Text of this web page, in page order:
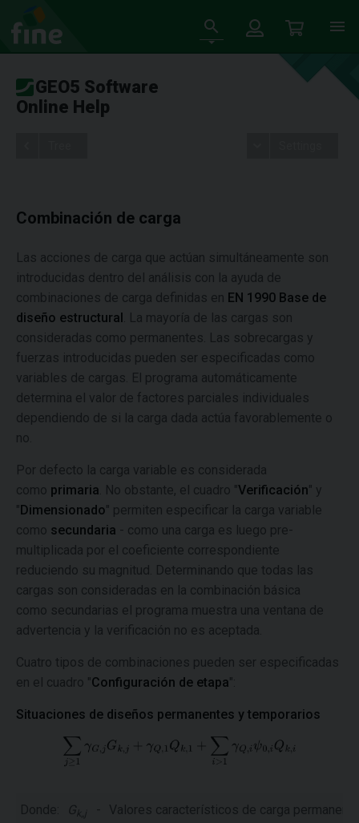
GEO5 Software
Online Help
Combinación de carga
Las acciones de carga que actúan simultáneamente son
introducidas dentro del análisis con la ayuda de
combinaciones de carga definidas en EN 1990 Base de
diseño estructural . La mayoría de las cargas son
consideradas como permanentes. Las sobrecargas y
fuerzas introducidas pueden ser especificadas como
variables de cargas. El programa automáticamente
determina el valor de factores parciales individuales
dependiendo de si la carga dada actúa favorablemente o
no.
Por defecto la carga variable es considerada
como primaria . No obstante, el cuadro "Verificación" y
"Dimensionado" permiten especificar la carga variable
como secundaria - como una carga es luego pre-
multiplicada por el coeficiente correspondiente
reduciendo su magnitud. Determinando que todas las
cargas son consideradas en la combinación básica
como secundarias el programa muestra una ventana de
advertencia y la verificación no es aceptada.
Cuatro tipos de combinaciones pueden ser especificadas
en el cuadro "Configuración de etapa":
Situaciones de diseños permanentes y temporarios
Donde: Gk,,j - Valores característicos de carga